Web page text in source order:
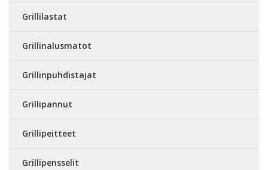
Grillilastat
Grillinalusmatot
Grillinpuhdistajat
Grillipannut
Grillipeitteet
Grillipensselit